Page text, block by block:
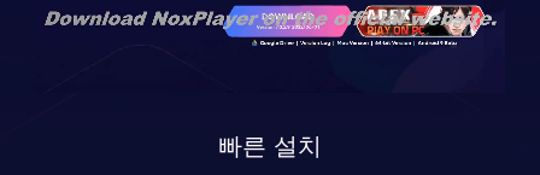
빠른 설치